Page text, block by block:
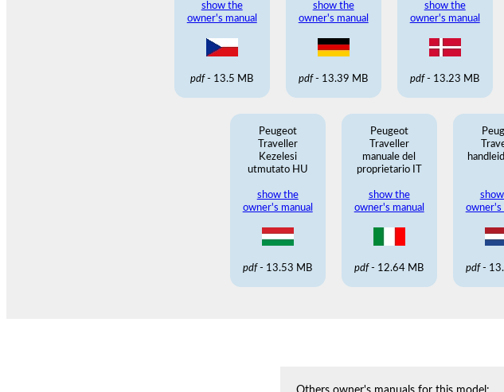
show the
owner's manual
pdf- 13.5 MB
show the
owner's manual
pdf- 13.39 MB
show the
owner's manual
pdf- 13.23 MB
Peugeot
Traveller
Kezelesi
utmutato HU
show the
owner's manual
pdf- 13.53 MB
Peugeot
Traveller
manuale del
proprietario IT
show the
owner's manual
pdf- 12.64 MB
owner's
pdf-